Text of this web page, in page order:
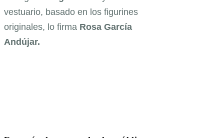
vestuario, basado en los figurines
originales, lo firma Rosa García
Andújar.